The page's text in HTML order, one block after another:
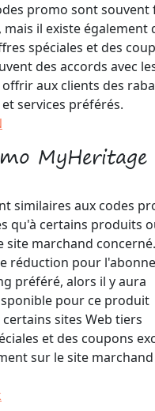
promo sont souvent
il existe également
spéciales et des
des accords avec
aux clients des
services préférés.
similaires aux codes
qu'à certains produits
site marchand
réduction pour
préféré, alors il y aura
pour ce produit
sites Web tiers
et des coupons
sur le site marchand